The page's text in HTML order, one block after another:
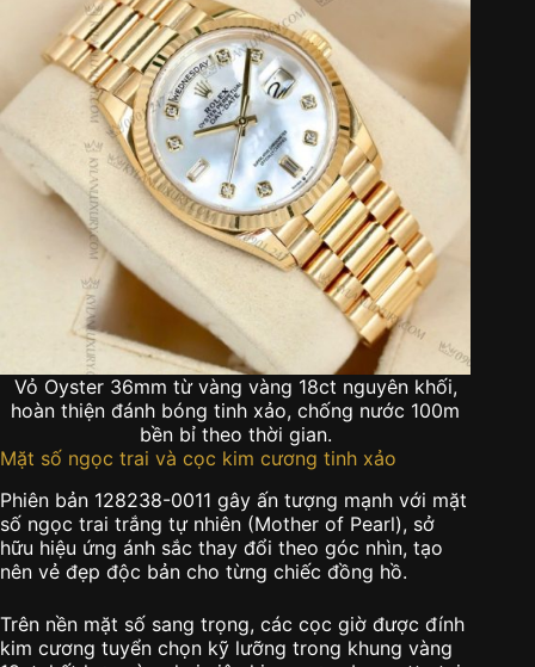
Vỏ Oyster 36mm từ vàng vàng 18ct nguyên khối,
hoàn thiện đánh bóng tinh xảo, chống nước 100m
bền bỉ theo thời gian.
Mặt số ngọc trai và cọc kim cương tinh xảo
Phiên bản 128238-0011 gây ấn tượng mạnh với mặt
số ngọc trai trắng tự nhiên (Mother of Pearl), sở
hữu hiệu ứng ánh sắc thay đổi theo góc nhìn, tạo
nên vẻ đẹp độc bản cho từng chiếc đồng hồ.
Trên nền mặt số sang trọng, các cọc giờ được đính
kim cương tuyển chọn kỹ lưỡng trong khung vàng